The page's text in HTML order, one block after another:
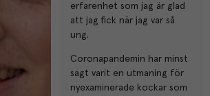
erfarenhet som jag är glad
att jag fick när jag var så
ung.
Coronapandemin har minst
sagt varit en utmaning för
nyexaminerade kockar som